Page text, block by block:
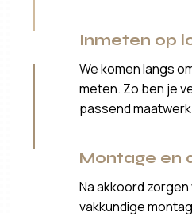
Inmeten op
We komen langs
meten. Zo ben je
passend
Montage en
Na akkoord
vakkundige